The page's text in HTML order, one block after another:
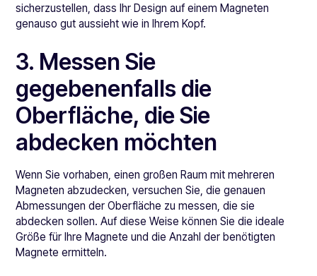
sicherzustellen, dass Ihr Design auf einem Magneten
genauso gut aussieht wie in Ihrem Kopf.
3. Messen Sie
gegebenenfalls die
Oberfläche, die Sie
abdecken möchten
Wenn Sie vorhaben, einen großen Raum mit mehreren
Magneten abzudecken, versuchen Sie, die genauen
Abmessungen der Oberfläche zu messen, die sie
abdecken sollen. Auf diese Weise können Sie die ideale
Größe für Ihre Magnete und die Anzahl der benötigten
Magnete ermitteln.